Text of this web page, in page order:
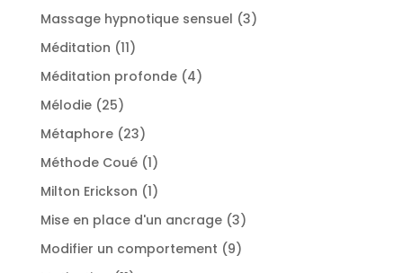
produit
Massage hypnotique sensuel 33
Méditation 1111
produits
Méditation profonde 44
Mélodie 2525
produits
Métaphore 2323
produits
Méthode Coué 11
produit
Milton Erickson 11
Mise en place d'un ancrage 33
produits
Modifier un comportement 99